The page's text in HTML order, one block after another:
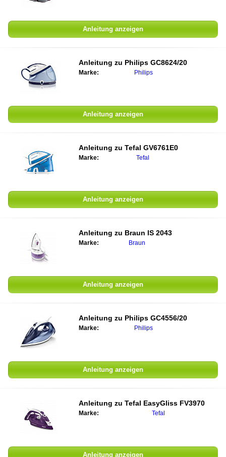
Anleitung anzeigen
Anleitung zu Philips GC8624/20
Marke: Philips
Anleitung anzeigen
Anleitung zu Tefal GV6761E0
Marke: Tefal
Anleitung anzeigen
Anleitung zu Braun IS 2043
Marke: Braun
Anleitung anzeigen
Anleitung zu Philips GC4556/20
Marke: Philips
Anleitung anzeigen
Anleitung zu Tefal EasyGliss FV3970
Marke: Tefal
Anleitung anzeigen